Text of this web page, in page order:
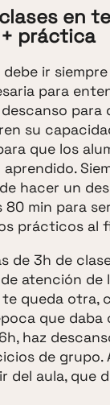
en
práctica
ir
para
para
su
que los
hacer un
80 min para
prácticos al
de 3h de
atención de
te queda otra,
que daba
haz
de grupo.
del aula, que